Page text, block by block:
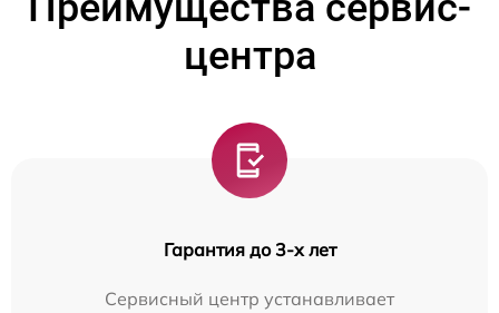
центра
Гарантия до 3-х лет
Сервисный центр устанавливает